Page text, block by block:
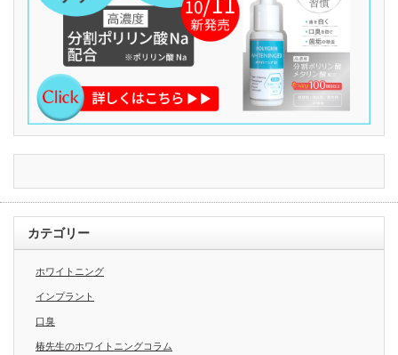
カテゴリー
ホワイトニング
インプラント
口臭
椿先生のホワイトニングコラム